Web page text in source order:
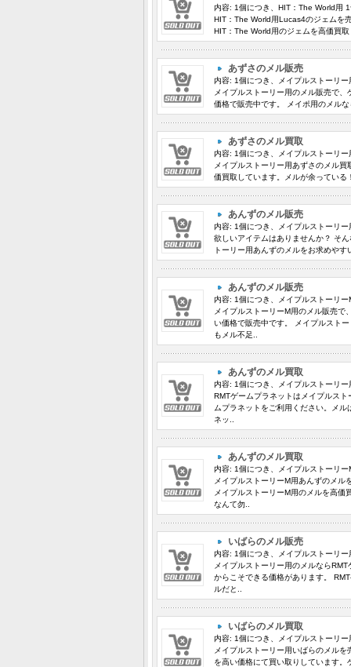
内容: 1個につき、HIT：The World用
HIT：The World用Lucas4のジェムを
HIT：The World用のジェムを高価買
あずさのメル販売
内容: 1個につき、メイプルストーリ
メイプルストーリー用のメル販売で
価格で販売中です。 メイポ用のメル
あずさのメル買取
内容: 1個につき、メイプルストーリ
メイプルストーリー用あずさのメル
価買取しています。メルが余ってい
あんずのメル販売
内容: 1個につき、メイプルストーリ
欲しいアイテムはありませんか？ そ
トーリー用あんずのメルをお求めや
あんずのメル販売
内容: 1個につき、メイプルストーリ
メイプルストーリーM用のメル販売
い価格で販売中です。 メイプルスト
もメル不足..
あんずのメル買取
内容: 1個につき、メイプルストーリ
RMTゲームプラネットはメイプルス
ムプラネットをご利用ください。メ
ネッ..
あんずのメル買取
内容: 1個につき、メイプルストーリ
メイプルストーリーM用あんずのメ
メイプルストーリーM用のメルを高
なんて勿..
いばらのメル販売
内容: 1個につき、メイプルストーリ
メイプルストーリー用のメルなら
からこそできる価格があります。
ルだと..
いばらのメル買取
内容: 1個につき、メイプルストーリ
メイプルストーリー用いばらのメル
を高い価格にて買い取りしています